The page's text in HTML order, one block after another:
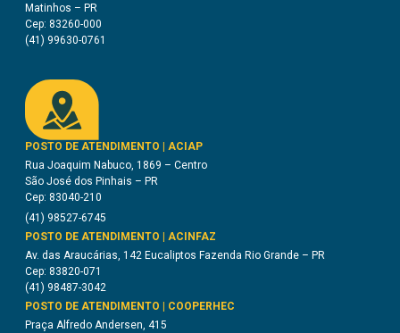
Matinhos – PR
Cep: 83260-000
(41) 99630-0761
POSTO DE ATENDIMENTO | ACIAP
Rua Joaquim Nabuco, 1869 – Centro
São José dos Pinhais – PR
Cep: 83040-210
(41) 98527-6745
POSTO DE ATENDIMENTO | ACINFAZ
Av. das Araucárias, 142 Eucaliptos Fazenda Rio Grande – PR
Cep: 83820-071
(41) 98487-3042
POSTO DE ATENDIMENTO | COOPERHEC
Praça Alfredo Andersen, 415